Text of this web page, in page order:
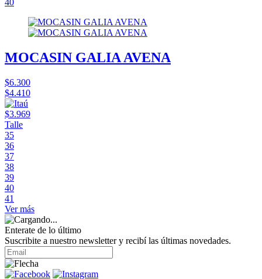
40
MOCASIN GALIA AVENA
$6.300
$4.410
$3.969
Talle
35
36
37
38
39
40
41
Ver más
Enterate de lo último
Suscribite a nuestro newsletter y recibí las últimas novedades.